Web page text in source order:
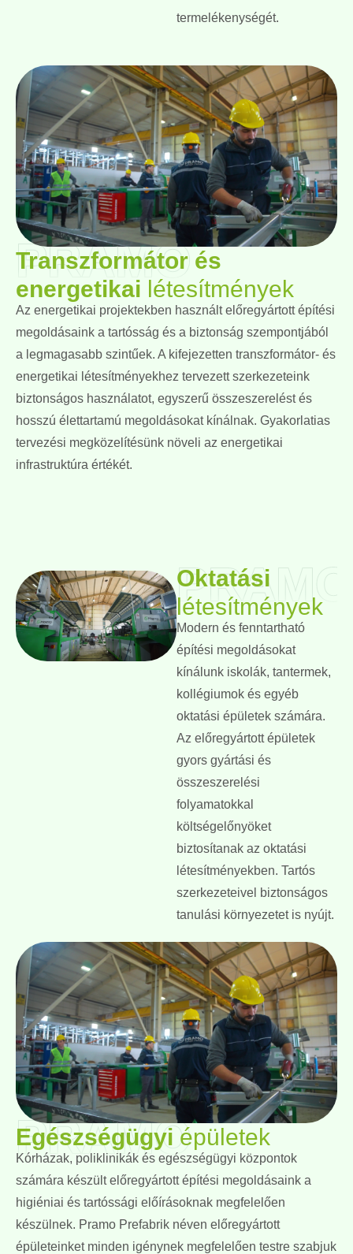
termelékenységét.
PRAMO
Transzformátor és
energetikai létesítmények
Az energetikai projektekben használt előregyártott építési
megoldásaink a tartósság és a biztonság szempontjából
a legmagasabb szintűek. A kifejezetten transzformátor- és
energetikai létesítményekhez tervezett szerkezeteink
biztonságos használatot, egyszerű összeszerelést és
hosszú élettartamú megoldásokat kínálnak. Gyakorlatias
tervezési megközelítésünk növeli az energetikai
infrastruktúra értékét.
PRAMO
Oktatási
létesítmények
Modern és fenntartható
építési megoldásokat
kínálunk iskolák, tantermek,
kollégiumok és egyéb
oktatási épületek számára.
Az előregyártott épületek
gyors gyártási és
összeszerelési
folyamatokkal
költségelőnyöket
biztosítanak az oktatási
létesítményekben. Tartós
szerkezeteivel biztonságos
tanulási környezetet is nyújt.
PRAMO
Egészségügyi épületek
Kórházak, poliklinikák és egészségügyi központok
számára készült előregyártott építési megoldásaink a
higiéniai és tartóssági előírásoknak megfelelően
készülnek. Pramo Prefabrik néven előregyártott
épületeinket minden igénynek megfelelően testre szabjuk